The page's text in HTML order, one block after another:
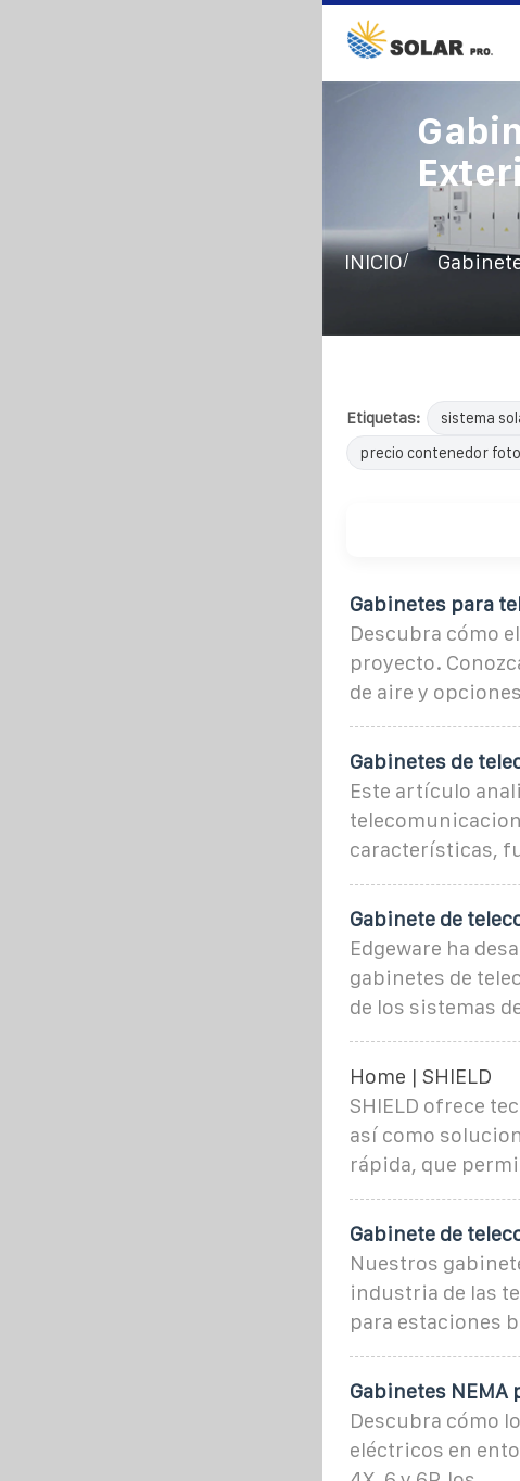
INICIO/
Etiquetas: sistema
precio contenedor
Gabinetes para
Descubra cómo
proyecto.
de aire y
Gabinetes de
Este artículo
características,
Gabinete de
Edgeware ha
gabinetes de
de los sistemas
Home | SHIELD
SHIELD ofrece
así como
rápida, que
Gabinete de
Nuestros
industria de las
para estaciones
Gabinetes
Descubra cómo
eléctricos en